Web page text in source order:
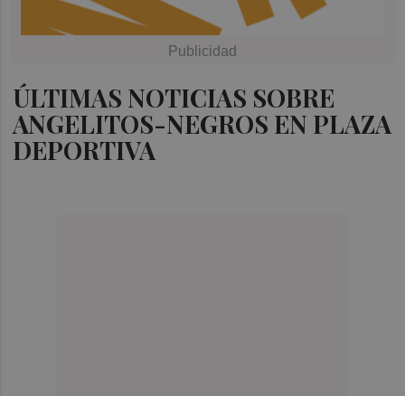
ÚLTIMAS NOTICIAS SOBRE
ANGELITOS-NEGROS EN PLAZA
DEPORTIVA